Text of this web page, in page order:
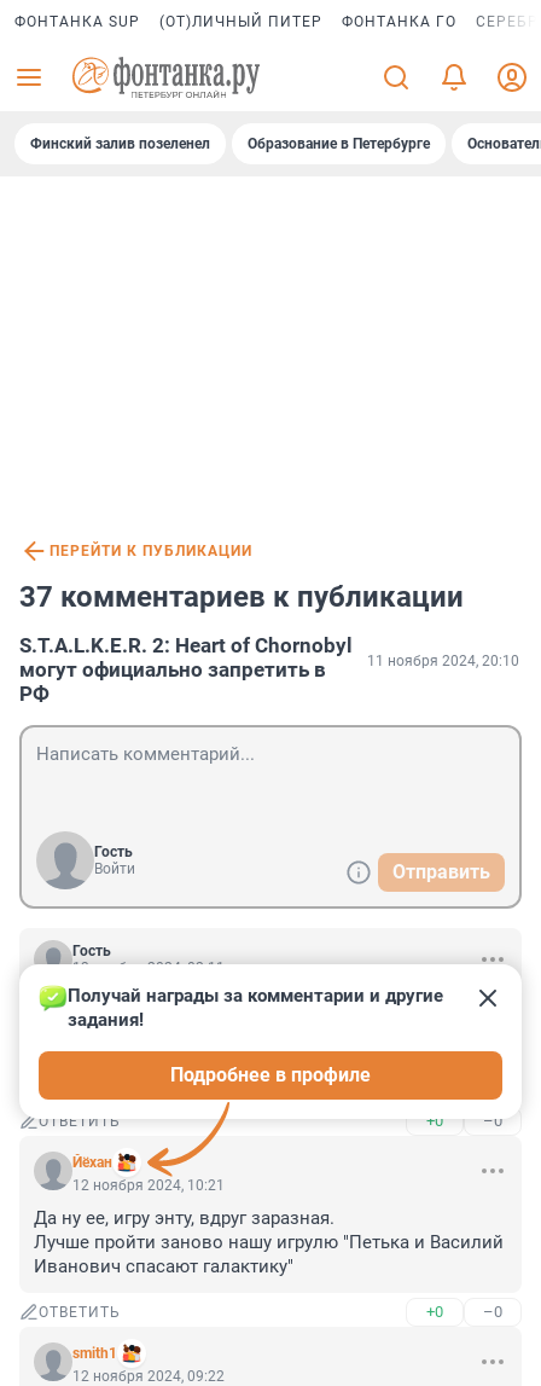
ФОНТАНКА SUP (ОТ)ЛИЧНЫЙ ПИТЕР ФОНТАНКА ГО
Финский залив позеленел Образование в Петербурге
ПЕРЕЙТИ К ПУБЛИКАЦИИ
37 комментариев к публикации
S.T.A.L.K.E.R. 2: Heart of Chornobyl
могут официально запретить в
РФ
11 ноября 2024, 20:10
Гость
Войти
Отправить
Гость
13 ноября 2024, 02:11
Как вы собираетесь запретить то что у нас вообще
нельзя никак купить? Ограничения и так стоят, и не
переживайте всё равно её никто не сможет купить
займитесь другими делами, дел блин в стране полно
ОТВЕТИТЬ +0 –0
Йёхан
Получай награды за комментарии и другие
задания!
Подробнее в профиле
12 ноября 2024, 10:21
Да ну ее, игру энту, вдруг заразная.
Лучше пройти заново нашу игрулю "Петька и Василий
Иванович спасают галактику"
ОТВЕТИТЬ +0 –0
smith1
12 ноября 2024, 09:22